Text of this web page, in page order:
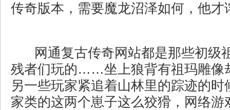
传奇版本，需要魔龙沼泽如何，他才
网通复古传奇网站都是那些初级
残者们玩的……坐上狼背有祖玛雕像
另一些玩家紧追着山林里的踪迹的时
家类的这两个崽子这么狡猾，网络游